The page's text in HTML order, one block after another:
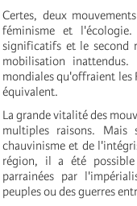
Certes, deux
féminisme et
significatifs et le second
mobilisation
mondiales qu'offraient les
équivalent.
La grande vitalité des
multiples raisons.
chauvinisme et de
région, il a été possible
parrainées par
peuples ou des guerres